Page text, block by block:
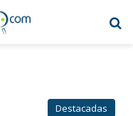
Destacadas